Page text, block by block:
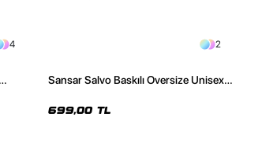
4 2
Sansar Salvo Baskılı Oversize Unisex
699,00 TL